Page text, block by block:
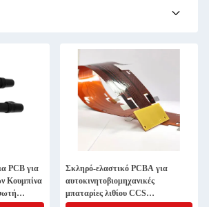
PCB για
Κουμπίνα
Σκληρό-ελαστικό PCBA για
αυτοκινητοβιομηχανικές
μπαταρίες λιθίου CCS